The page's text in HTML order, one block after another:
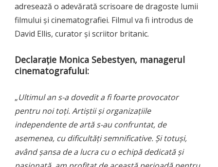
adresează o adevărată scrisoare de dragoste lumii
filmului și cinematografiei. Filmul va fi introdus de
David Ellis, curator și scriitor britanic.
Declarație Monica Sebestyen, managerul
cinematografului:
„Ultimul an s-a dovedit a fi foarte provocator
pentru noi toți. Artiștii și organizațiile
independente de artă s-au confruntat, de
asemenea, cu dificultăți semnificative. Și totuși,
având șansa de a lucra cu o echipă dedicată și